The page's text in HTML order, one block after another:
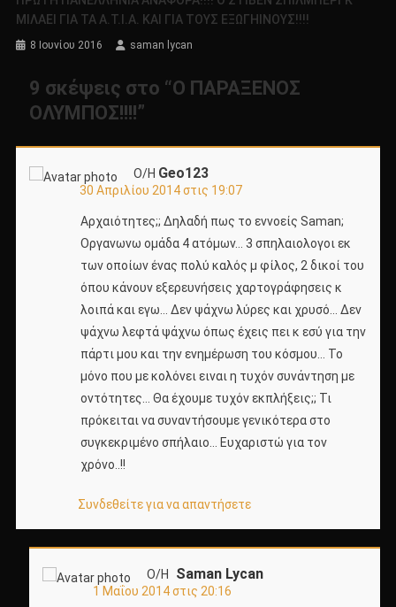
ΜΙΛΑΕΙ ΓΙΑ ΤΑ Α.Τ.Ι.Α. ΚΑΙ ΓΙΑ ΤΟΥΣ ΕΞΩΓΗΙΝΟΥΣ!!!!
8 Ιουνίου 2016 saman lycan
9 σκέψεις στο “Ο ΠΑΡΑΞΕΝΟΣ
ΟΛΥΜΠΟΣ!!!!”
Ο/Η Geo123
30 Απριλίου 2014 στις 19:07
Αρχαιότητες;; Δηλαδή πως το εννοείς Saman;
Οργανωνω ομάδα 4 ατόμων… 3 σπηλαιολογοι εκ
των οποίων ένας πολύ καλός μ φίλος, 2 δικοί του
όπου κάνουν εξερευνήσεις χαρτογράφησεις κ
λοιπά και εγω… Δεν ψάχνω λύρες και χρυσό… Δεν
ψάχνω λεφτά ψάχνω όπως έχεις πει κ εσύ για την
πάρτι μου και την ενημέρωση του κόσμου… Το
μόνο που με κολόνει ειναι η τυχόν συνάντηση με
οντότητες… Θα έχουμε τυχόν εκπλήξεις;; Τι
πρόκειται να συναντήσουμε γενικότερα στο
συγκεκριμένο σπήλαιο… Ευχαριστώ για τον
χρόνο..!!
Συνδεθείτε για να απαντήσετε
Ο/Η Saman Lycan
1 Μαΐου 2014 στις 20:16